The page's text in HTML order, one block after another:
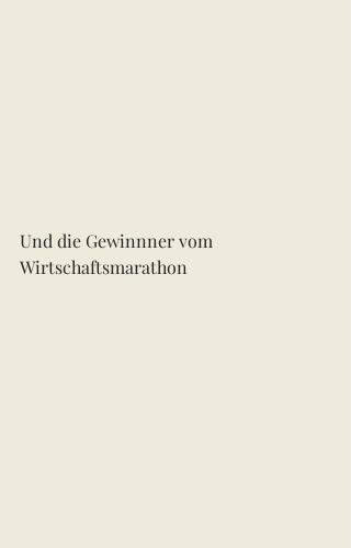
Und die Gewinnner vom
Wirtschaftsmarathon